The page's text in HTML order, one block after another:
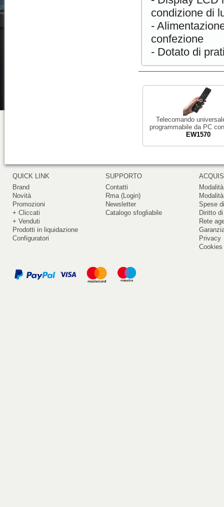
condizione di
-
confezione
- Dotato di
Telecomando
programmabile da PC
EW1570
QUICK LINK
Brand
Novità
Promozioni
+ Cliccati
+ Venduti
Prodotti in liquidazione
Configuratori
SUPPORTO
Contatti
Rma (Login)
Newsletter
Catalogo sfogliabile
Spese
Diritto
Rete
Privacy